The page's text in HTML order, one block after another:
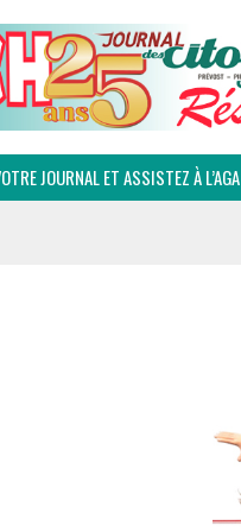
JOURNAL ET ASSISTEZ À L’AGA